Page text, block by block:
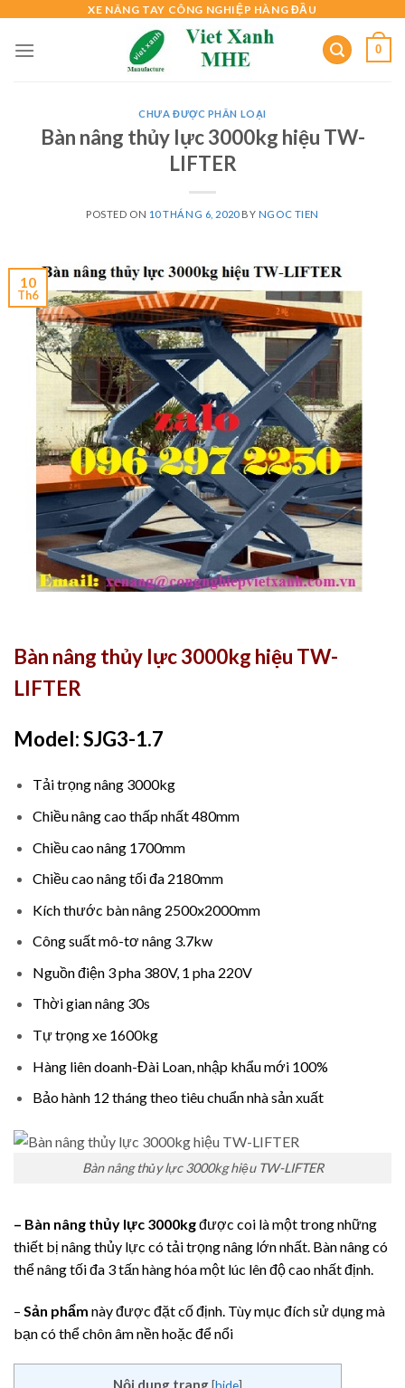
content
XE NÂNG TAY CÔNG NGHIỆP HÀNG ĐẦU
0
CHƯA ĐƯỢC PHÂN LOẠI
Bàn nâng thủy lực 3000kg hiệu TW-
LIFTER
POSTED ON 10 THÁNG 6, 2020BY NGOC TIEN
10
Th6
Bàn nâng thủy lực 3000kg hiệu TW-
LIFTER
Model: SJG3-1.7
Tải trọng nâng 3000kg
Chiều nâng cao thấp nhất 480mm
Chiều cao nâng 1700mm
Chiều cao nâng tối đa 2180mm
Kích thước bàn nâng 2500x2000mm
Công suất mô-tơ nâng 3.7kw
Nguồn điện 3 pha 380V, 1 pha 220V
Thời gian nâng 30s
Tự trọng xe 1600kg
Hàng liên doanh-Đài Loan, nhập khẩu mới 100%
Bảo hành 12 tháng theo tiêu chuẩn nhà sản xuất
Bàn nâng thủy lực 3000kg hiệu TW-LIFTER
– Bàn nâng thủy lực 3000kgđược coi là một trong những
thiết bị nâng thủy lực có tải trọng nâng lớn nhất. Bàn nâng có
thể nâng tối đa 3 tấn hàng hóa một lúc lên độ cao nhất định.
– Sản phẩm này được đặt cố định. Tùy mục đích sử dụng mà
bạn có thể chôn âm nền hoặc để nổi
Nội dung trang[hide]